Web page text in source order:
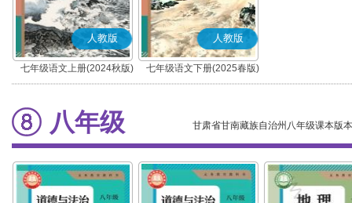
人教版
七年级语文上册(2024秋版)
(部编版)
人教版
七年级语文下册(2025春版)
(部编版)
八年级 甘肃省甘南藏族自治州八年级课本版本